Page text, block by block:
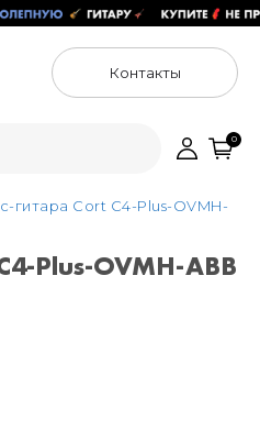
Контакты
0
гитара Cort C4-Plus-OVMH-
Plus-OVMH-ABB